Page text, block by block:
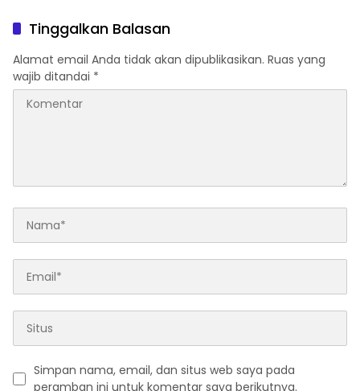
Pengeroyokan
Tinggalkan Balasan
Alamat email Anda tidak akan dipublikasikan. Ruas yang
wajib ditandai *
Simpan nama, email, dan situs web saya pada
peramban ini untuk komentar saya berikutnya.